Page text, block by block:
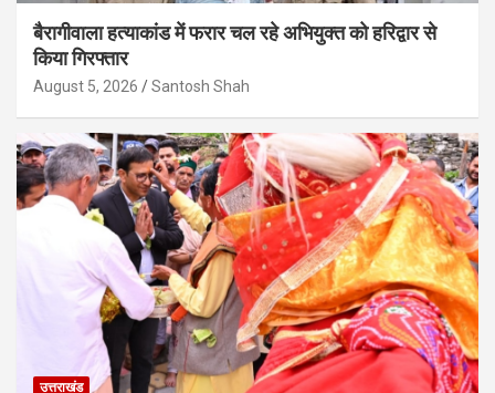
बैरागीवाला हत्याकांड में फरार चल रहे अभियुक्त को हरिद्वार से
किया गिरफ्तार
August 5, 2026 Santosh Shah
उत्तराखंड